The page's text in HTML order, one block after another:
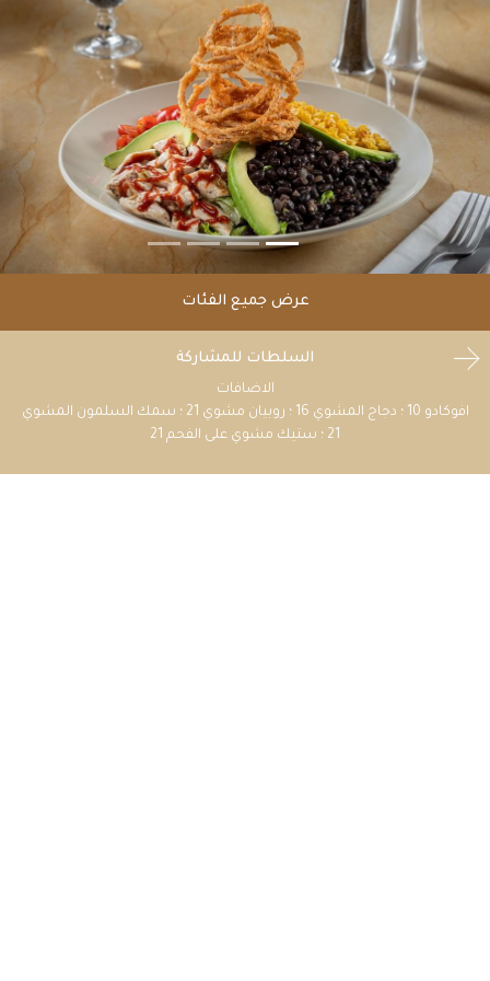
عرض جميع الفئات
السلطات للمشاركة
الاضافات
افوكادو 10 ؛ دجاج المشوي 16 ؛ روبيان مشوي 21 ؛ سمك السلمون المشوي
21 ؛ ستيك مشوي على الفحم 21